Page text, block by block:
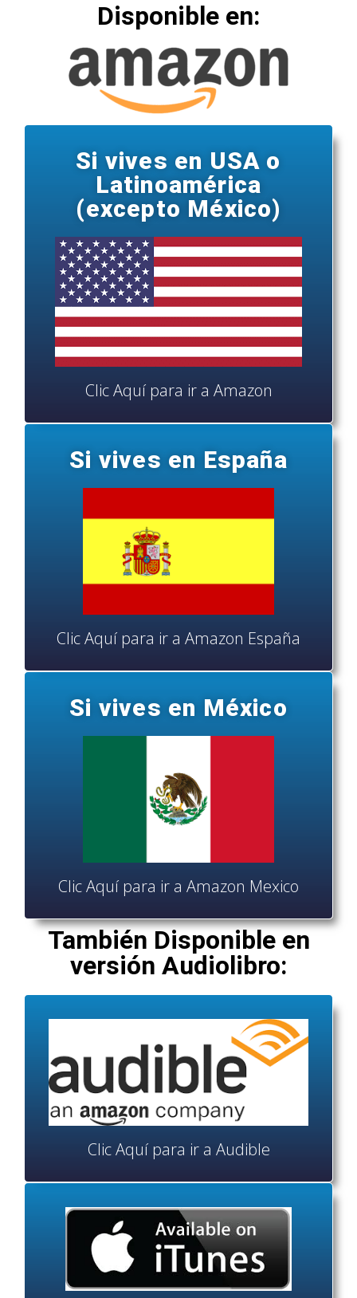
Disponible en:
Si vives en USA o
Latinoamérica
(excepto México)
Clic Aquí para ir a Amazon
Si vives en España
Clic Aquí para ir a Amazon España
Si vives en México
Clic Aquí para ir a Amazon Mexico
También Disponible en
versión Audiolibro:
Clic Aquí para ir a Audible